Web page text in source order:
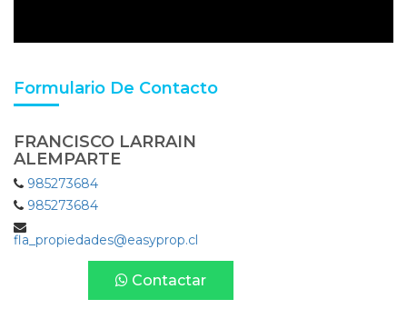
Formulario De Contacto
FRANCISCO LARRAIN
ALEMPARTE
985273684
985273684
fla_propiedades@easyprop.cl
Contactar